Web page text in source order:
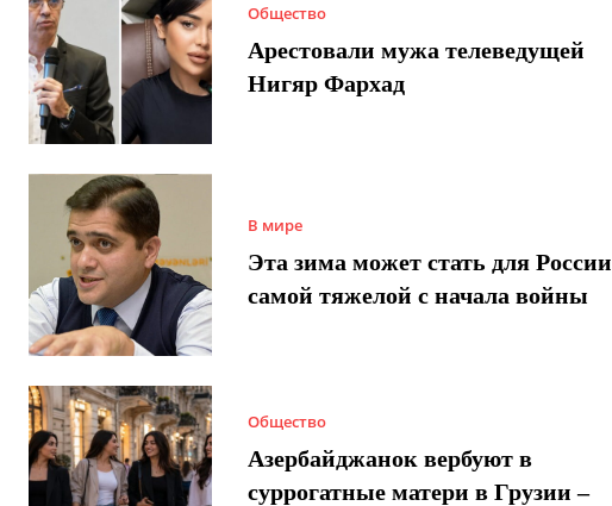
Общество
Арестовали мужа телеведущей
Нигяр Фархад
В мире
Эта зима может стать для России
самой тяжелой с начала войны
Общество
Азербайджанок вербуют в
суррогатные матери в Грузии –